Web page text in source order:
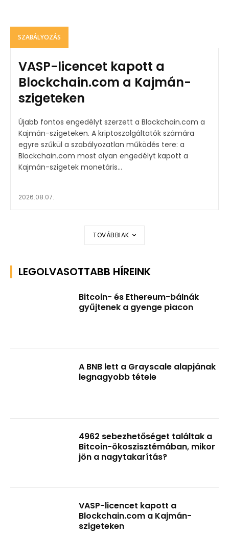
SZABÁLYOZÁS
VASP-licencet kapott a
Blockchain.com a Kajmán-
szigeteken
Újabb fontos engedélyt szerzett a Blockchain.com a
Kajmán-szigeteken. A kriptoszolgáltatók számára
egyre szűkül a szabályozatlan működés tere: a
Blockchain.com most olyan engedélyt kapott a
Kajmán-szigetek monetáris...
2026.08.07.
TOVÁBBIAK
LEGOLVASOTTABB HÍREINK
Bitcoin- és Ethereum-bálnák
gyűjtenek a gyenge piacon
A BNB lett a Grayscale alapjának
legnagyobb tétele
4962 sebezhetőséget találtak a
Bitcoin-ökoszisztémában, mikor
jön a nagytakarítás?
VASP-licencet kapott a
Blockchain.com a Kajmán-
szigeteken